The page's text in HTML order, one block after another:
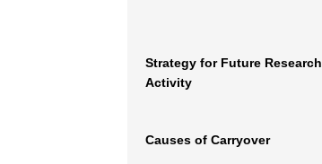
Strategy for Future Research
Activity
Causes of Carryover